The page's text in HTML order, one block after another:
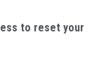
to reset your